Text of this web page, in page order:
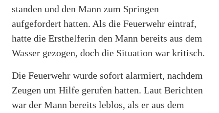
standen und den Mann zum Springen
aufgefordert hatten. Als die Feuerwehr eintraf,
hatte die Ersthelferin den Mann bereits aus dem
Wasser gezogen, doch die Situation war kritisch.
Die Feuerwehr wurde sofort alarmiert, nachdem
Zeugen um Hilfe gerufen hatten. Laut Berichten
war der Mann bereits leblos, als er aus dem